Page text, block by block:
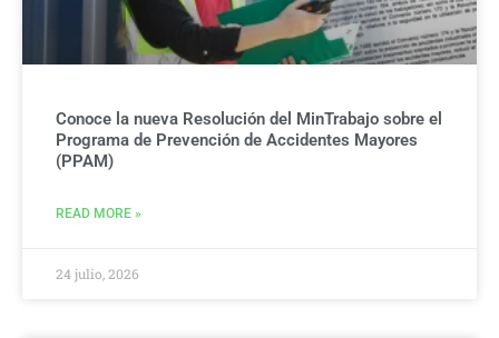
Conoce la nueva Resolución del MinTrabajo sobre el
Programa de Prevención de Accidentes Mayores
(PPAM)
READ MORE »
24 julio, 2026